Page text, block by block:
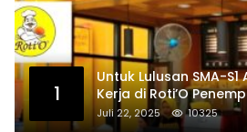
1
Untuk Lulusan SMA-
Kerja di Roti’O
dan Jakarta
Juli 22, 2025 10325